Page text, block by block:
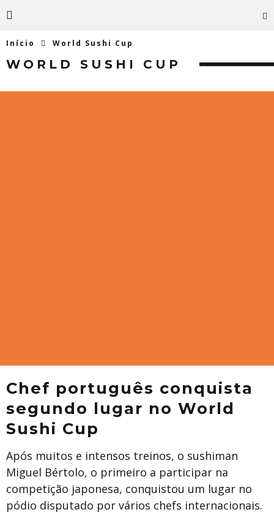
Início World Sushi Cup
WORLD SUSHI CUP
Chef português conquista
segundo lugar no World
Sushi Cup
Após muitos e intensos treinos, o sushiman
Miguel Bértolo, o primeiro a participar na
competição japonesa, conquistou um lugar no
pódio disputado por vários chefs internacionais.